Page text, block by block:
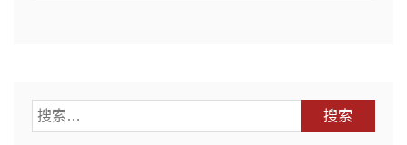
搜
索：